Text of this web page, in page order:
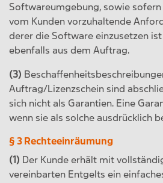
Softwareumgebung, sowie
vom Kunden vorzuhaltende
derer die Software einzusetzen
ebenfalls aus dem Auftrag.
(3)
Auftrag/Lizenzschein sind
sich nicht als Garantien. Eine
wenn sie als solche ausdrücklich
§ 3 Rechteeinräumung
(1) Der Kunde erhält mit
vereinbarten Entgelts ein